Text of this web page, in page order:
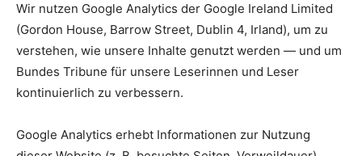
Wir nutzen Google Analytics der Google Ireland Limited
(Gordon House, Barrow Street, Dublin 4, Irland), um zu
verstehen, wie unsere Inhalte genutzt werden — und um
Bundes Tribune für unsere Leserinnen und Leser
kontinuierlich zu verbessern.
Google Analytics erhebt Informationen zur Nutzung